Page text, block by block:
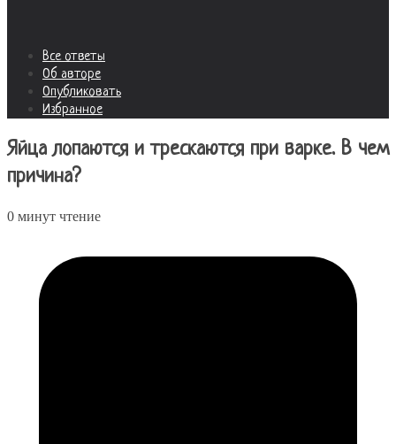
Все ответы
Об авторе
Опубликовать
Избранное
Яйца лопаются и трескаются при варке. В чем
причина?
0 минут чтение